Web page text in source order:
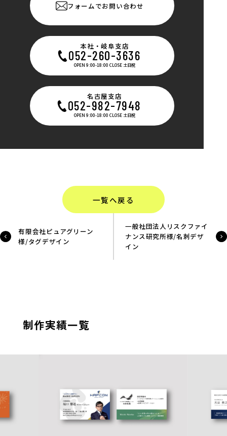
フォームでお問い合わせ
本社・岐阜支店
052-260-3636
OPEN 9:00-18:00 CLOSE 土日祝
名古屋支店
052-982-7948
OPEN 9:00-18:00 CLOSE 土日祝
一覧へ戻る
有限会社ピュアグリーン
様/タグデザイン
一般社団法人リスクファイ
ナンス研究所様/名刺デザ
イン
制作実績一覧